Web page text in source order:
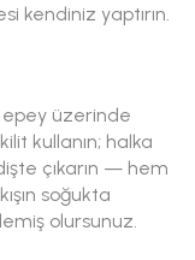
kendiniz yaptırın.
epey üzerinde
kullanın; halka
çıkarın — hem
soğukta
olursunuz.